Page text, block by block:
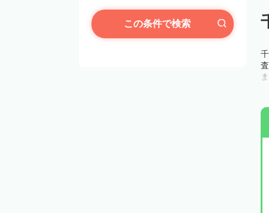
この条件で検索